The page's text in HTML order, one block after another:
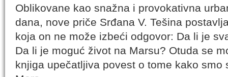
Oblikovane kao snažna i provokativna
dana, nove priče Srđana V. Tešina
koja on ne može izbeći odgovor: Da li je
Da li je moguć život na Marsu? Otuda se
knjiga upečatljiva povest o tome kako smo